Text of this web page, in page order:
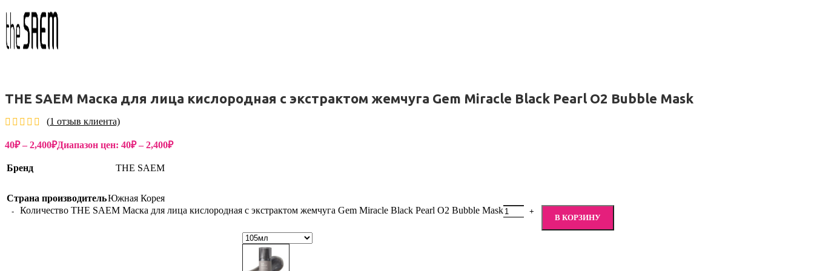
Бытовая химия
THE SAEM Маска для лица кислородная с экстрактом жемчуга Gem Miracle Black Pearl O2 Bubble Mask
(1 отзыв клиента)
40₽ – 2,400₽Диапазон цен: 40₽ – 2,400₽
Бренд THE SAEM
Страна производительЮжная Корея
Количество THE SAEM Маска для лица кислородная с экстрактом жемчуга Gem Miracle Black Pearl O2 Bubble Mask
В КОРЗИНУ